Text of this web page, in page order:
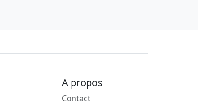
A propos
Contact